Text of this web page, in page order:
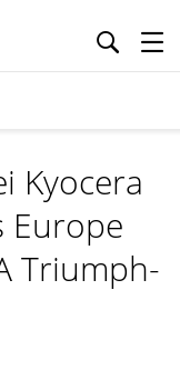
Kyocera
Europe
Triumph-